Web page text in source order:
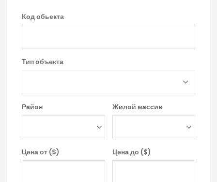
Код обьекта
Тип объекта
Район Жилой массив
Цена от ($) Цена до ($)